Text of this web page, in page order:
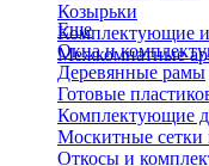
Козырьки
Комплектующие и
Межкомнатные
Еще
Окна и
Деревянные рамы
Готовые
Комплектующие
Москитные
Откосы и